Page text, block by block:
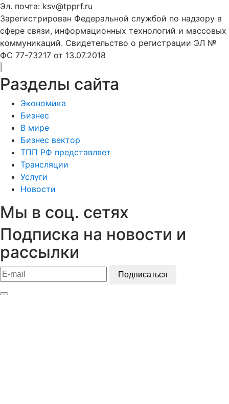
Эл. почта: ksv@tpprf.ru
Зарегистрирован Федеральной службой по надзору в
сфере связи, информационных технологий и массовых
коммуникаций. Свидетельство о регистрации ЭЛ №
ФС 77-73217 от 13.07.2018
Разделы сайта
Экономика
Бизнес
В мире
Бизнес вектор
ТПП РФ представляет
Трансляции
Услуги
Новости
Мы в соц. сетях
Подписка на новости и
рассылки
Подписаться